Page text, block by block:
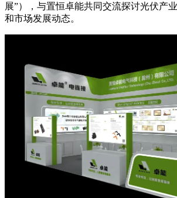
展”），与置恒卓能共同交流探讨光伏产
和市场发展动态。